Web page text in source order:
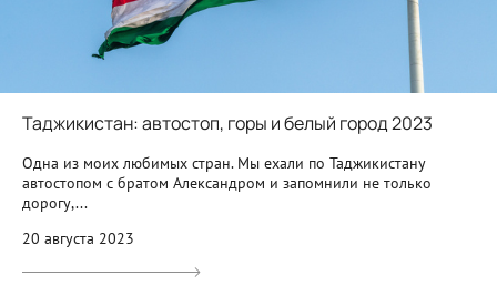
Таджикистан: автостоп, горы и белый город 2023
Одна из моих любимых стран. Мы ехали по Таджикистану
автостопом с братом Александром и запомнили не только
дорогу,...
20 августа 2023